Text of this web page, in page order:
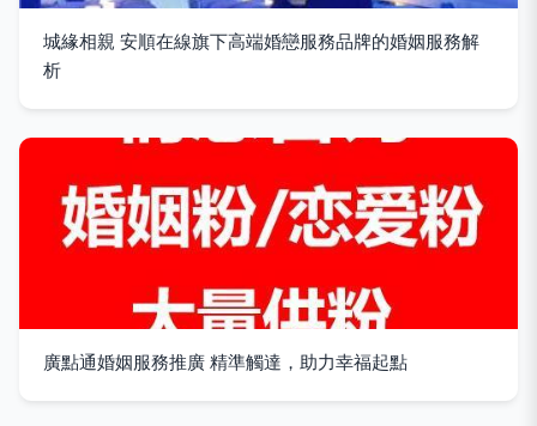
城緣相親 安順在線旗下高端婚戀服務品牌的婚姻服務解
析
廣點通婚姻服務推廣 精準觸達，助力幸福起點